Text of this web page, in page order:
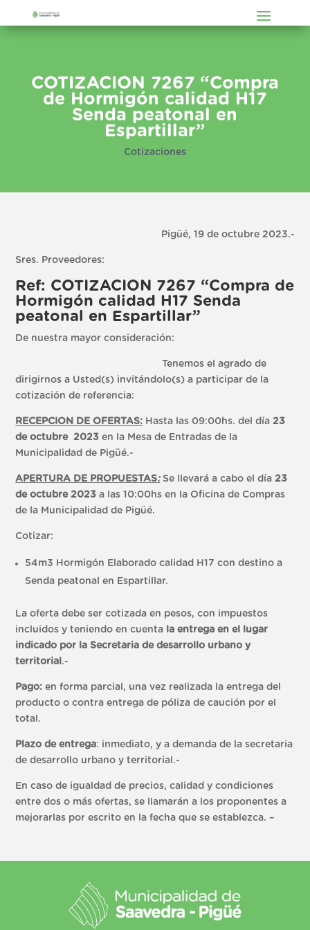
COTIZACION 7267 “Compra
de Hormigón calidad H17
Senda peatonal en
Espartillar”
Cotizaciones
Pigüé, 19 de octubre 2023.-
Sres. Proveedores:
Ref: COTIZACION 7267 “Compra de
Hormigón calidad H17 Senda
peatonal en Espartillar”
De nuestra mayor consideración:
Tenemos el agrado de
dirigirnos a Usted(s) invitándolo(s) a participar de la
cotización de referencia:
RECEPCION DE OFERTAS: Hasta las 09:00hs. del día23
de octubre 2023en la Mesa de Entradas de la
Municipalidad de Pigüé.-
APERTURA DE PROPUESTAS:Se llevará a cabo el día23
de octubre 2023a las 10:00hs en la Oficina de Compras
de la Municipalidad de Pigüé.
Cotizar:
54m3 Hormigón Elaborado calidad H17 con destino a
Senda peatonal en Espartillar.
La oferta debe ser cotizada en pesos, con impuestos
incluidos y teniendo en cuenta la entrega en el lugar
indicado por la Secretaria de desarrollo urbano y
territorial.-
Pago: en forma parcial, una vez realizada la entrega del
producto o contra entrega de póliza de caución por el
total.
Plazo de entrega: inmediato, y a demanda de la secretaria
de desarrollo urbano y territorial.-
En caso de igualdad de precios, calidad y condiciones
entre dos o más ofertas, se llamarán a los proponentes a
mejorarlas por escrito en la fecha que se establezca. –